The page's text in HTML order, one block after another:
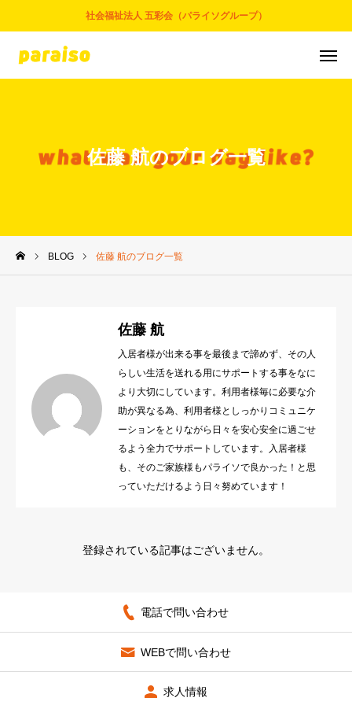
社会福祉法人 五彩会（パライソグループ）
佐藤 航のブログ一覧
BLOG 佐藤 航のブログ一覧
佐藤 航
入居者様が出来る事を最後まで諦めず、その人
らしい生活を送れる用にサポートする事をなに
より大切にしています。利用者様毎に必要な介
助が異なる為、利用者様としっかりコミュニケ
ーションをとりながら日々を安心安全に過ごせ
るよう全力でサポートしています。入居者様
も、そのご家族様もパライソで良かった！と思
っていただけるよう日々努めています！
登録されている記事はございません。
電話で問い合わせ
WEBで問い合わせ
求人情報
アクセス 採用情報
お知らせ
法人概要